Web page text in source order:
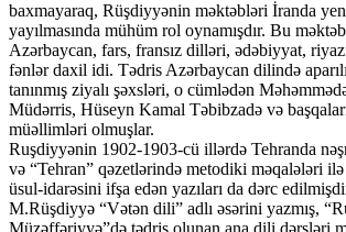
baxmayaraq, Rüşdiyyənin məktəbləri İranda
yayılmasında mühüm rol oynamışdır. Bu
Azərbaycan, fars, fransız dilləri, ədəbiyyat,
fənlər daxil idi. Tədris Azərbaycan dilində
tanınmış ziyalı şəxsləri, o cümlədən
Müdərris, Hüsеyn Kamal Təbibzadə və
müəllimləri olmuşlar.
Ruşdiyyənin 1902-1903-cü illərdə Tehranda
və “Tehran” qəzetlərində metodiki məqalələri
üsul-idarəsini ifşa edən yazıları da dərc
M.Rüşdiyyə “Vətən dili” adlı əsərini yazmış,
Müzəffəriyyə”də tədris olunan ana dili dərsləri